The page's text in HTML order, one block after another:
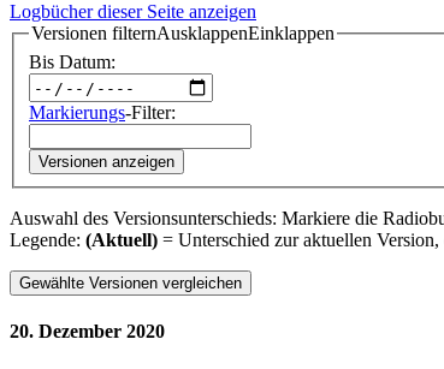
Logbücher dieser Seite anzeigen
Versionen filternAusklappenEinklappen
Bis Datum:
Markierungs-Filter:
Versionen anzeigen
Auswahl des Versionsunterschieds: Markiere die
Legende: (Aktuell) = Unterschied zur aktuellen Version,
20. Dezember 2020